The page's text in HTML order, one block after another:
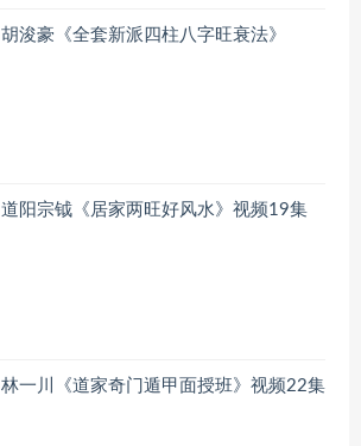
胡浚豪《全套新派四柱八字旺衰法》
道阳宗钺《居家两旺好风水》视频19集
林一川《道家奇门遁甲面授班》视频22集